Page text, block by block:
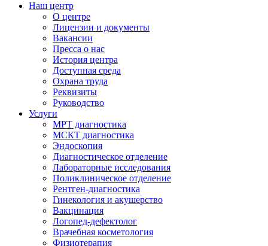
Наш центр
О центре
Лицензии и документы
Вакансии
Пресса о нас
История центра
Доступная среда
Охрана труда
Реквизиты
Руководство
Услуги
МРТ диагностика
МСКТ диагностика
Эндоскопия
Диагностическое отделение
Лабораторные исследования
Поликлиническое отделение
Рентген-диагностика
Гинекология и акушерство
Вакцинация
Логопед-дефектолог
Врачебная косметология
Физиотерапия